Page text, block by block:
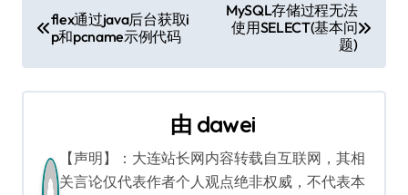
章
导
flex通过java后台获取i
p和pcname示例代码
MySQL存储过程无法
使用SELECT(基本问
题)
由 dawei
【声明】：大连站长网内容转载自互联网，其相
关言论仅代表作者个人观点绝非权威，不代表本